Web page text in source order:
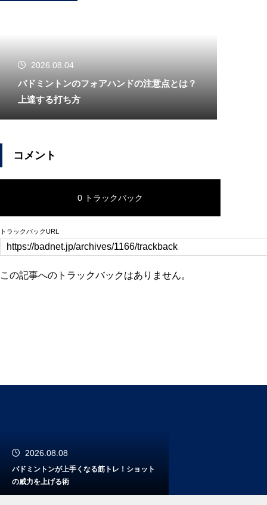
2026.08.04
バドミントンのフォアハンドの注意点とは？
上達する打ち方
コメント
0 トラックバック
トラックバックURL
この記事へのトラックバックはありません。
2026.08.08
バドミントンが上手くなる筋トレ！ショット
の威力を上げる術